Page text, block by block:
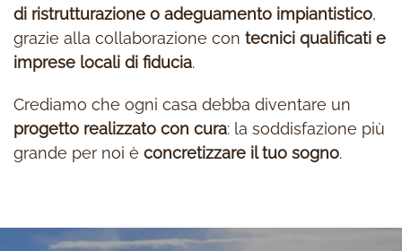
di ristrutturazione o adeguamento impiantistico,
grazie alla collaborazione con tecnici qualificati e
imprese locali di fiducia.
Crediamo che ogni casa debba diventare un
progetto realizzato con cura: la soddisfazione più
grande per noi è concretizzare il tuo sogno.